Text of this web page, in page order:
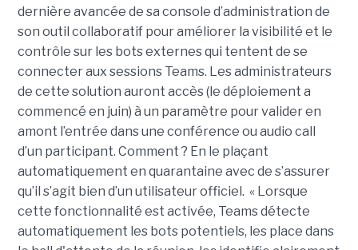
dernière avancée de sa console d’administration de
son outil collaboratif pour améliorer la visibilité et le
contrôle sur les bots externes qui tentent de se
connecter aux sessions Teams. Les administrateurs
de cette solution auront accès (le déploiement a
commencé en juin) à un paramètre pour valider en
amont l’entrée dans une conférence ou audio call
d’un participant. Comment ? En le plaçant
automatiquement en quarantaine avec de s’assurer
qu’il s’agit bien d’un utilisateur officiel. « Lorsque
cette fonctionnalité est activée, Teams détecte
automatiquement les bots potentiels, les place dans